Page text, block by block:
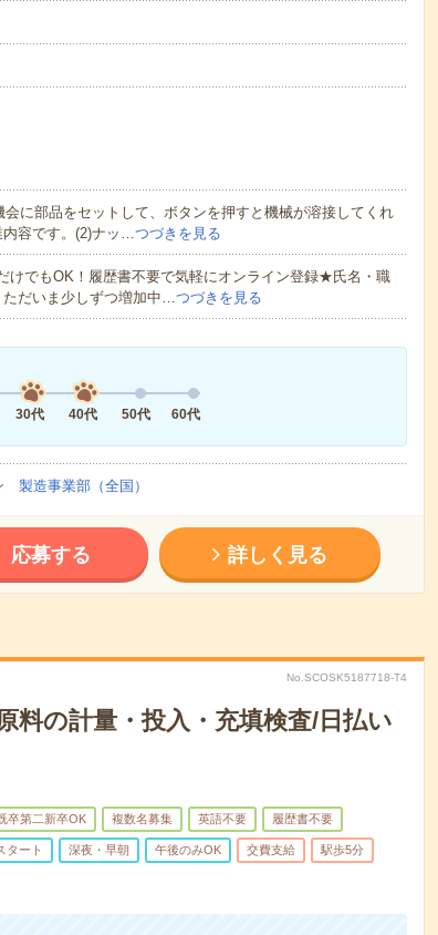
に部品をセットして、ボタンを押すと機械が溶接してくれ
内容です。(2)ナッ…つづきを見る
けでもOK！履歴書不要で気軽にオンライン登録★氏名・職
だいま少しずつ増加中…つづきを見る
30代 40代 50代 60代
製造事業部（全国）
応募する 詳しく見る
No.SCOSK5187718-T4
料の計量・投入・充填検査/日払い
卒第二新卒OK 複数名募集 英語不要 履歴書不要
タート 深夜・早朝 午後のみOK 交費支給 駅歩5分